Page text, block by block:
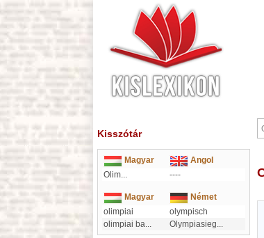
Kisszótár
Magyar
Angol
Olim...
----
Magyar
Német
olimpiai
olympisch
olimpiai ba... Olympiasieg...